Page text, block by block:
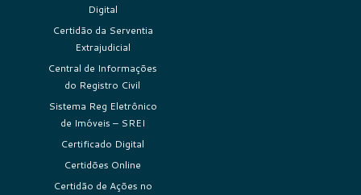
Digital
Certidão da Serventia
Extrajudicial
Central de Informações
do Registro Civil
Sistema Reg Eletrônico
de Imóveis – SREI
Certificado Digital
Certidões Online
Certidão de Ações no